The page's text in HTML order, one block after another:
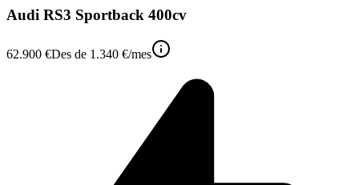
Audi RS3 Sportback 400cv
62.900 €Des de 1.340 €/mes